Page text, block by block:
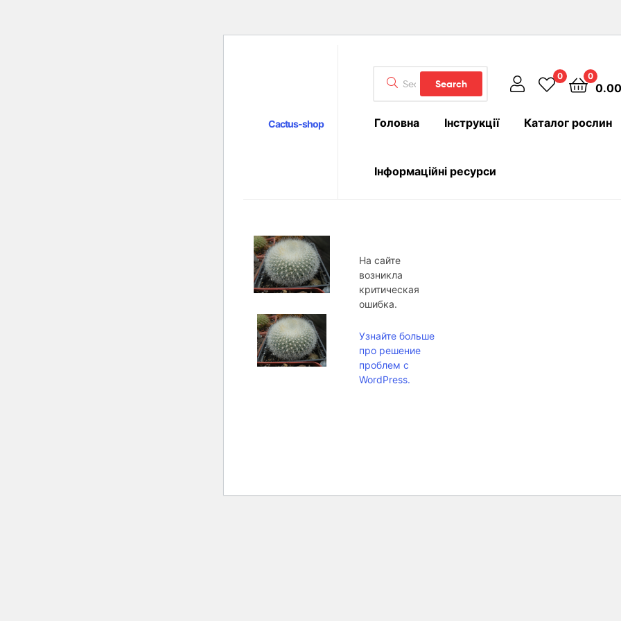
Cactus-shop
for:
Search
0 0
0.00
Головна Інструкції Каталог рослин
Інформаційні ресурси
На сайте
возникла
критическая
ошибка.
Узнайте больше
про решение
проблем с
WordPress.